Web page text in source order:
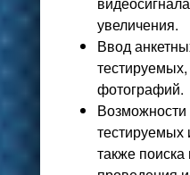
увеличения.
Ввод
фотографий.
Возможности
тестируемых
также